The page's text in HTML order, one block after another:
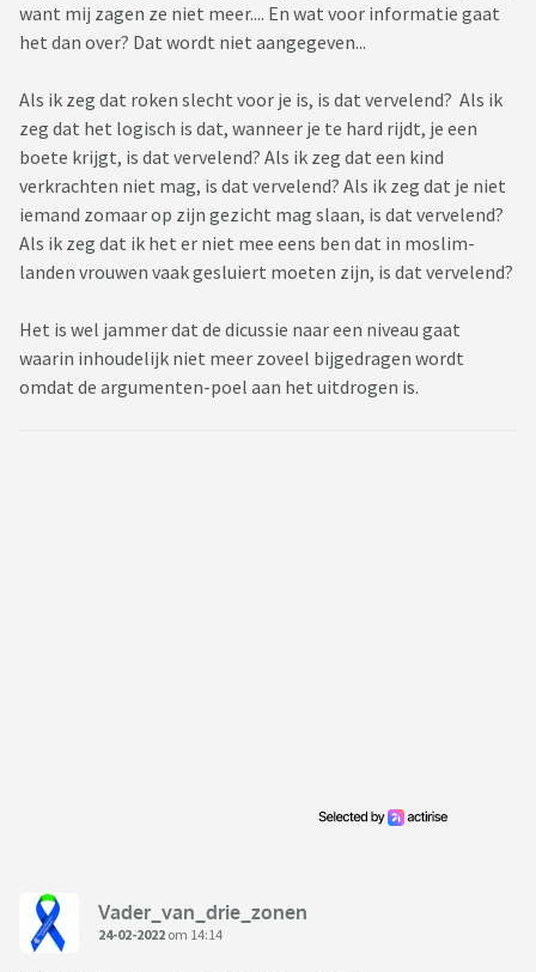
want mij zagen ze niet meer.... En wat voor informatie gaat
het dan over? Dat wordt niet aangegeven...
Als ik zeg dat roken slecht voor je is, is dat vervelend? Als ik
zeg dat het logisch is dat, wanneer je te hard rijdt, je een
boete krijgt, is dat vervelend? Als ik zeg dat een kind
verkrachten niet mag, is dat vervelend? Als ik zeg dat je niet
iemand zomaar op zijn gezicht mag slaan, is dat vervelend?
Als ik zeg dat ik het er niet mee eens ben dat in moslim-
landen vrouwen vaak gesluiert moeten zijn, is dat vervelend?
Het is wel jammer dat de dicussie naar een niveau gaat
waarin inhoudelijk niet meer zoveel bijgedragen wordt
omdat de argumenten-poel aan het uitdrogen is.
Vader_van_drie_zonen
24-02-2022 om 14:14